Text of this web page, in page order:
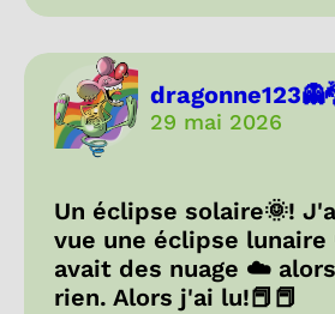
29 mai 2026
Un éclipse solaire🌞!
vue une éclipse lunaire
avait des nuage ☁️
rien. Alors j'ai lu!📕📕